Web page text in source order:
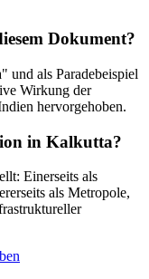
Dokument?
und als Paradebeispiel
Wirkung der
hervorgehoben.
in Kalkutta?
Einerseits als
als Metropole,